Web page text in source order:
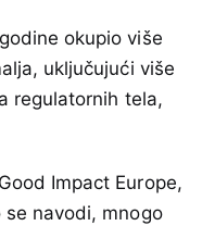
okupio više
uključujući više
regulatornih tela,
Impact Europe,
navodi, mnogo